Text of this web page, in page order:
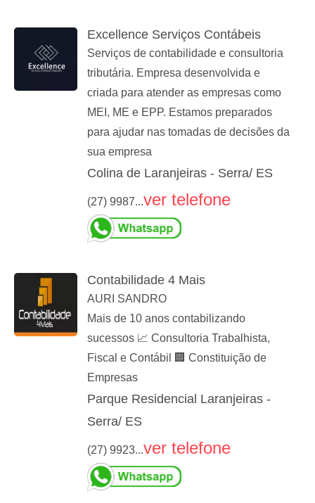
Excellence Serviços Contábeis
Serviços de contabilidade e consultoria
tributária. Empresa desenvolvida e
criada para atender as empresas como
MEI, ME e EPP. Estamos preparados
para ajudar nas tomadas de decisões da
sua empresa
Colina de Laranjeiras - Serra/ ES
(27) 9987...ver telefone
Contabilidade 4 Mais
AURI SANDRO
Mais de 10 anos contabilizando
sucessos 📈 Consultoria Trabalhista,
Fiscal e Contábil 🏢 Constituição de
Empresas
Parque Residencial Laranjeiras -
Serra/ ES
(27) 9923...ver telefone